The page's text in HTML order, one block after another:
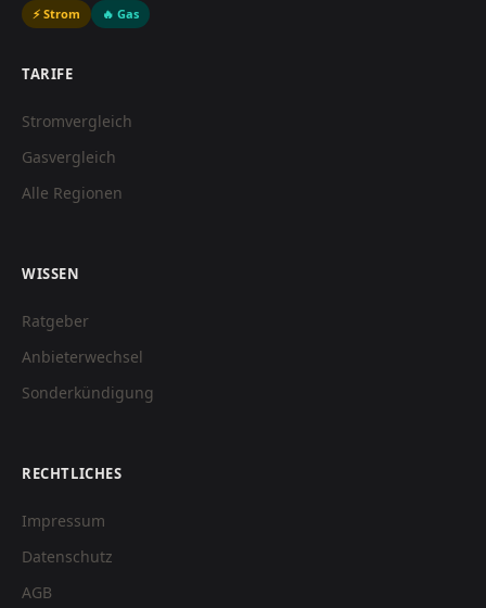
⚡ Strom 🔥 Gas
TARIFE
Stromvergleich
Gasvergleich
Alle Regionen
WISSEN
Ratgeber
Anbieterwechsel
Sonderkündigung
RECHTLICHES
Impressum
Datenschutz
AGB